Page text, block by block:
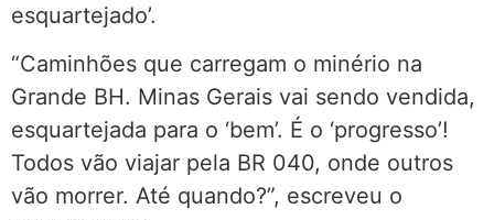
esquartejado’.
“Caminhões que carregam o minério na
Grande BH. Minas Gerais vai sendo vendida,
esquartejada para o ‘bem’. É o ‘progresso’!
Todos vão viajar pela BR 040, onde outros
vão morrer. Até quando?”, escreveu o